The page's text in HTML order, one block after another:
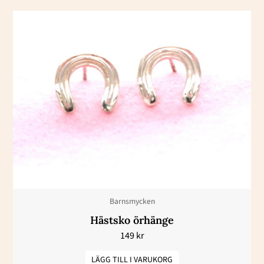
Barnsmycken
Hästsko örhänge
149kr
LÄGG TILL I VARUKORG